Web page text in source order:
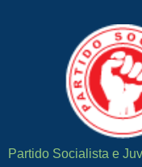
Partido Socialista e